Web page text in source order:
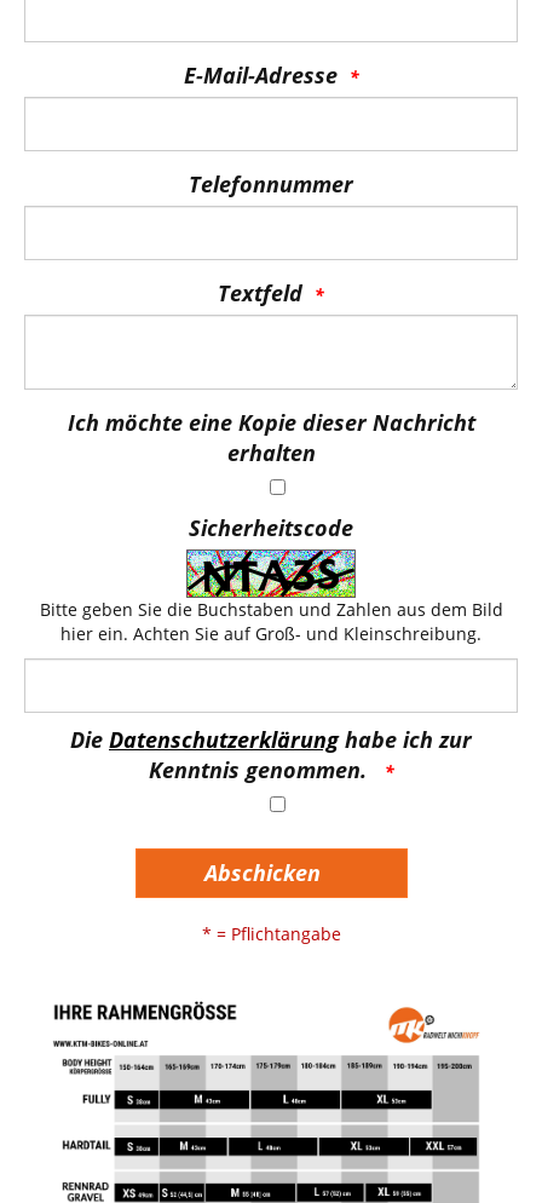
E-Mail-Adresse
Telefonnummer
Textfeld
Ich möchte eine Kopie dieser Nachricht
erhalten
Sicherheitscode
Bitte geben Sie die Buchstaben und Zahlen aus dem Bild
hier ein. Achten Sie auf Groß- und Kleinschreibung.
Die Datenschutzerklärunghabe ich zur
Kenntnis genommen.
Abschicken
* = Pflichtangabe